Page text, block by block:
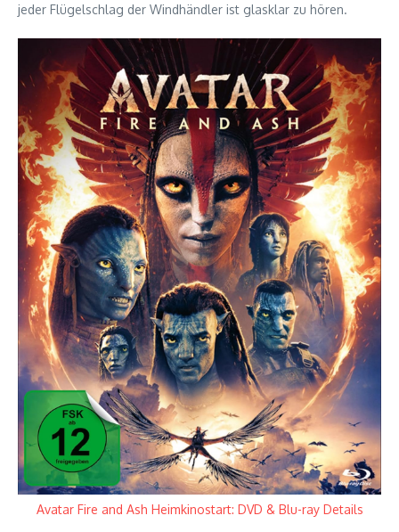
jeder Flügelschlag der Windhändler ist glasklar zu hören.
Avatar Fire and Ash Heimkinostart: DVD & Blu-ray Details